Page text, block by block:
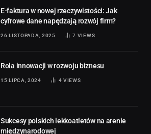
E-faktura w nowej rzeczywistości: Jak
cyfrowe dane napędzają rozwój firm?
26 LISTOPADA, 2025 7 VIEWS
Rola innowacji w rozwoju biznesu
15 LIPCA, 2024 4 VIEWS
Sukcesy polskich lekkoatletów na arenie
międzynarodowej